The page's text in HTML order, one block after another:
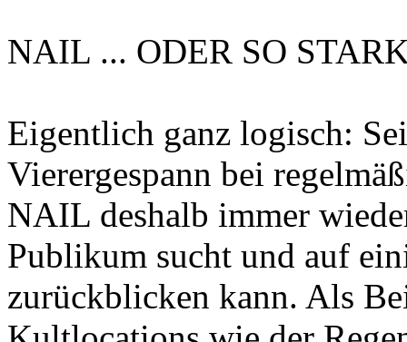
NAIL ... ODER SO
Eigentlich ganz logisch:
Vierergespann bei
NAIL deshalb immer
Publikum sucht und auf
zurückblicken kann. Als